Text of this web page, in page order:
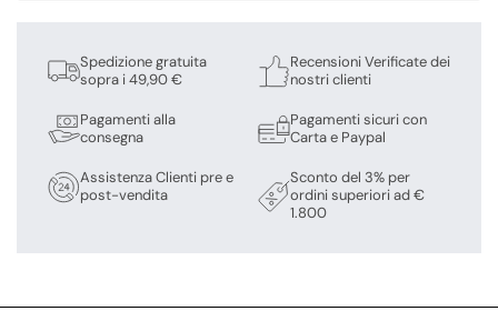
Spedizione gratuita
sopra i 49,90 €
Pagamenti alla
consegna
Assistenza Clienti pre e
post-vendita
Recensioni Verificate dei
nostri clienti
Pagamenti sicuri con
Carta e Paypal
Sconto del 3% per
ordini superiori ad €
1.800